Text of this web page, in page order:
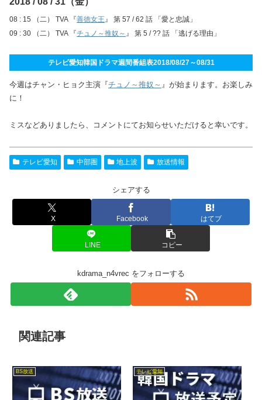
08 : 15 （二） TVA 『善徳女王』 第 57 / 62 話 「愛と忠誠」
09 : 30 （二） TVA 『チュノ～推奴～ 』 第 5 / ?? 話 「逃げる理由」
テレビ愛知韓国ドラマ週間番組表2018/08/27～08/31
今週はチャン・ヒョク主演『チュノ～推奴～ 』が始まります。お楽しみ
に！
ミスなどありましたら、コメントにてお知らせいただけると幸いです。
テレビ愛知 中部圏 地上波 放送情報
シェアする
X Facebook はてブ
LINE コピー
kdrama_n4vrec をフォローする
関連記事
BS放送 テレビ愛知